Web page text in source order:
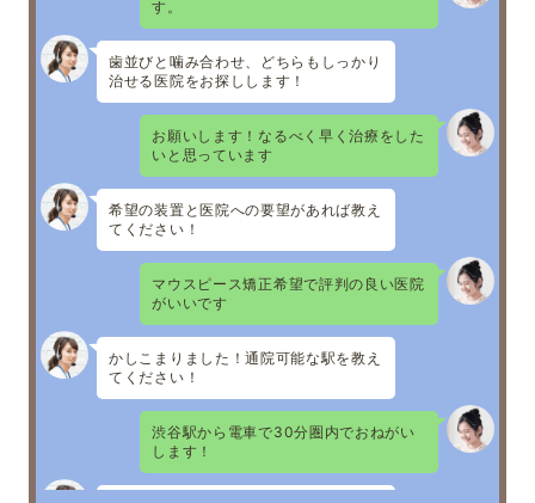
す。
歯並びと噛み合わせ、どちらもしっかり
治せる医院をお探しします！
お願いします！なるべく早く治療をした
いと思っています
希望の装置と医院への要望があれば教え
てください！
マウスピース矯正希望で評判の良い医院
がいいです
かしこまりました！通院可能な駅を教え
てください！
渋谷駅から電車で30分圏内でおねがい
します！